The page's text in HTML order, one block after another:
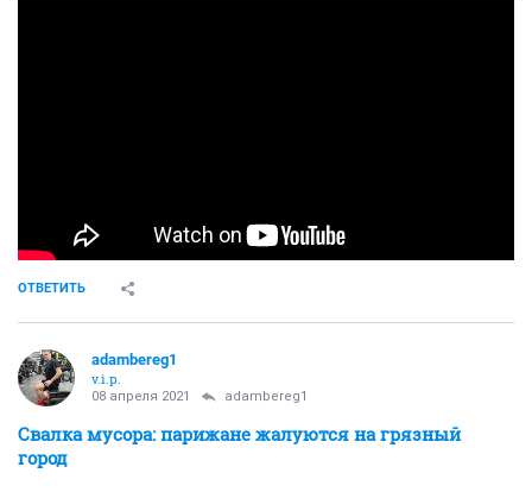
ОТВЕТИТЬ
adambereg1
v.i.p.
08 апреля 2021 adambereg1
Свалка мусора: парижане жалуются на грязный
город